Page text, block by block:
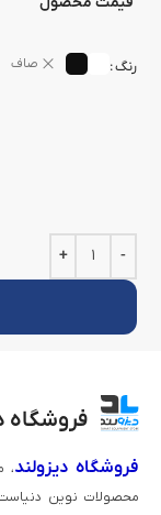
رنگ صاف
فروشگاه
فروشگاه دیزولند،
محصولات نوین